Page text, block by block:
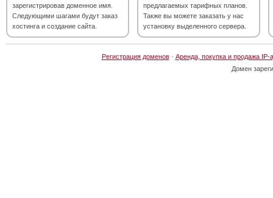
зарегистрировав доменное имя.
Следующими шагами будут заказ
хостинга и создание сайта.
предлагаемых тарифных планов.
Также вы можете заказать у нас
установку выделенного сервера.
Регистрация доменов· Аренда, покупка и продажа IP-
Домен